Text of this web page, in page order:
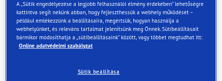
Online és az üzletekben elérhető szolgáltatások
Elérhetőségek Szolgáltatások
A „Sütik engedélyezése a legjobb felhasználói élmény érdekében” lehetőségre
kattintva segít nekünk abban, hogy fejleszthessük a webhely működését –
például emlékezzünk a beállításaira, megértsük, hogyan használja a
webhelyünket, és releváns tartalmat jelenítsünk meg Önnek. Sütibeállításait
bármikor módosíthatja a „sütibeállításaink” között, vagy többet megtudhat itt:
Online adatvédelmi szabályzat
Sütik beállítása